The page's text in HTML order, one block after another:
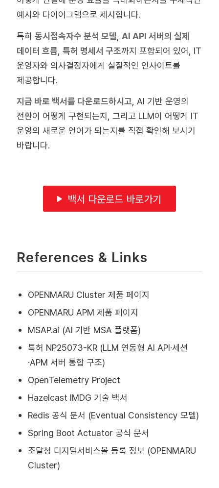
예시와 다이어그램으로 제시합니다.
특히 동시접속자수 분석 모델
AI API 서버의 실제
데이터 흐름 특허 명세서 구조까지 포함되어 있어, IT
운영자와 의사결정자에게 실질적인 인사이트를
제공합니다.
지금 바로 백서를 다운로드하시고, AI 기반 운영의
전환이 어떻게 구현되는지, 그리고 LLM이 어떻게 IT
운영의 새로운 언어가 되는지를 직접 확인해 보시기
바랍니다.
백서 다운로드 바로가기
References & Links
OPENMARU Cluster 제품 페이지
OPENMARU APM 제품 페이지
MSAP.ai (AI 기반 MSA 플랫폼)
특허 NP25073-KR (LLM 연동형 AI API·세션
·APM 서버 통합 구조)
OpenTelemetry Project
Hazelcast IMDG 기술 백서
Redis 공식 문서 (Eventual Consistency 모델)
Spring Boot Actuator 공식 문서
조달청 디지털서비스몰 등록 정보 (OPENMARU
Cluster)